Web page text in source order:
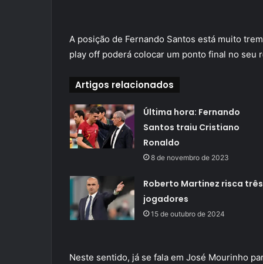
A posição de Fernando Santos está muito
play off poderá colocar um ponto final no seu
Artigos relacionados
Última hora: Fernando
Santos traiu Cristiano
Ronaldo
8 de novembro de 2023
Roberto Martinez risca três
jogadores
15 de outubro de 2024
Neste sentido, já se fala em José Mourinho